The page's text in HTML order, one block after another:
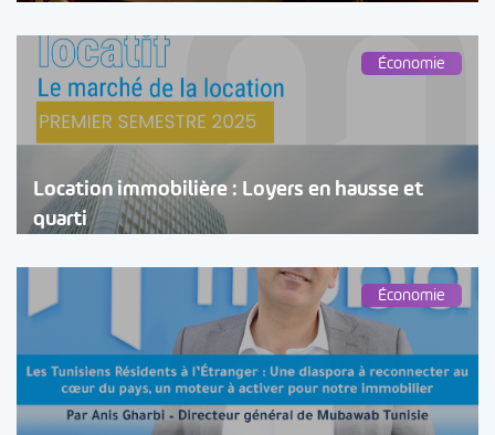
Économie
Location immobilière : Loyers en hausse et
quarti
Économie